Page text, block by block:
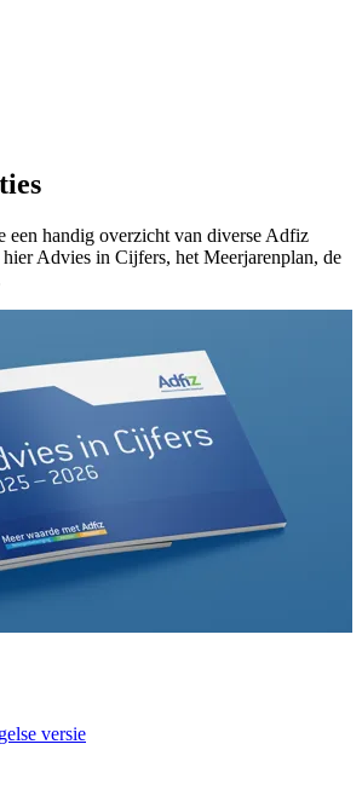
een handig overzicht van diverse Adfiz
Advies in Cijfers, het Meerjarenplan, de
versie